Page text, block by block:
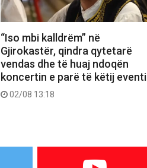
“Iso mbi kalldrëm” në
Gjirokastër, qindra qytetarë
vendas dhe të huaj ndoqën
koncertin e parë të këtij eventi
02/08 13:18